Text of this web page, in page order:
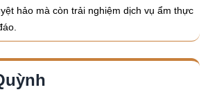
hảo mà còn trải nghiệm dịch vụ ẩm thực